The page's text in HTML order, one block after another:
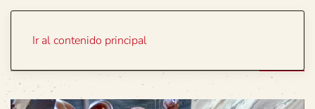
Ir al contenido principal